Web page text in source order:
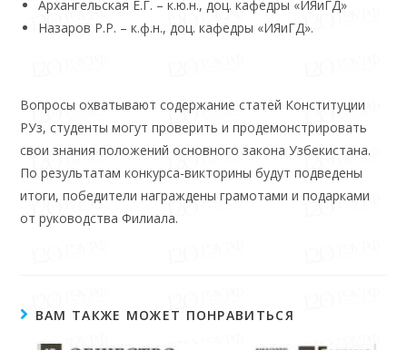
Архангельская Е.Г. – к.ю.н., доц. кафедры «ИЯиГД»
Назаров Р.Р. – к.ф.н., доц. кафедры «ИЯиГД».
Вопросы охватывают содержание статей Конституции
РУз, студенты могут проверить и продемонстрировать
свои знания положений основного закона Узбекистана.
По результатам конкурса-викторины будут подведены
итоги, победители награждены грамотами и подарками
от руководства Филиала.
ВАМ ТАКЖЕ МОЖЕТ ПОНРАВИТЬСЯ